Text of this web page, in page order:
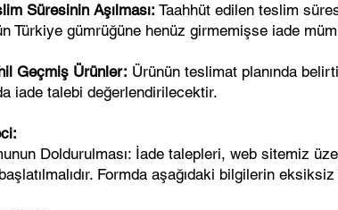
Süresinin Aşılması: Taahhüt edilen teslim
Türkiye gümrüğüne henüz girmemişse iade
Geçmiş Ürünler: Ürünün teslimat planında
iade talebi değerlendirilecektir.
Doldurulması: İade talepleri, web sitemiz
Formda aşağıdaki bilgilerin